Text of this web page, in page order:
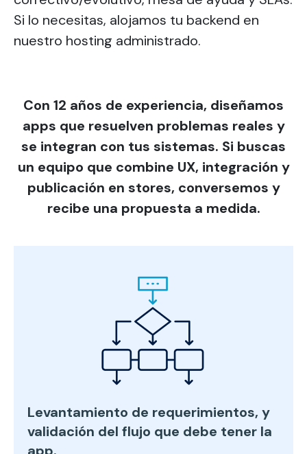
Si lo necesitas, alojamos tu backend en
nuestro hosting administrado.
Con 12 años de experiencia, diseñamos
apps que resuelven problemas reales y
se integran con tus sistemas. Si buscas
un equipo que combine UX, integración y
publicación en stores, conversemos y
recibe una propuesta a medida.
Levantamiento de requerimientos, y
validación del flujo que debe tener la